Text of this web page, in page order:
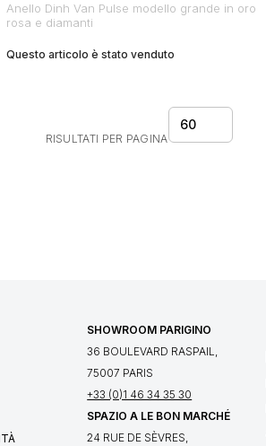
Anello Dinh Van Pulse modello grande in oro
rosa e diamanti
Questo articolo è stato venduto
RISULTATI PER PAGINA
60
SHOWROOM PARIGINO
36 BOULEVARD RASPAIL,
75007 PARIS
+33 (0)1 46 34 35 30
SPAZIO A LE BON MARCHÉ
24 RUE DE SÈVRES,